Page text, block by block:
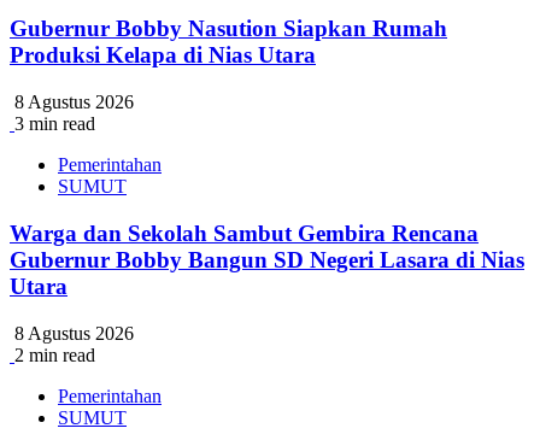
Gubernur Bobby Nasution Siapkan Rumah
Produksi Kelapa di Nias Utara
8 Agustus 2026
3 min read
Pemerintahan
SUMUT
Warga dan Sekolah Sambut Gembira Rencana
Gubernur Bobby Bangun SD Negeri Lasara di Nias
Utara
8 Agustus 2026
2 min read
Pemerintahan
SUMUT